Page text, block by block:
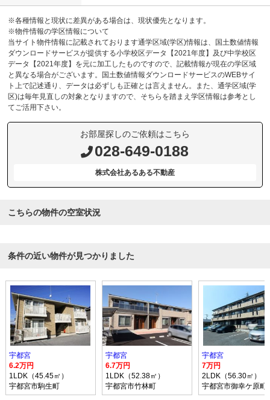
※各種情報と現状に差異がある場合は、現状優先となります。
※物件情報の学区情報について
当サイト物件情報に記載されております通学区域(学区)情報は、国土数値情報
ダウンロードサービスが提供する小学校区データ【2021年度】及び中学校区
データ【2021年度】を元に加工したものですので、記載情報が現在の学区域
と異なる場合がございます。国土数値情報ダウンロードサービスのWEBサイ
ト上で記述通り、データは必ずしも正確とは言えません。また、通学区域(学
区)は毎年見直しの対象となりますので、そちらを踏まえ学区情報は参考とし
てご活用下さい。
お部屋探しのご依頼はこちら
028-649-0188
株式会社あるある不動産
こちらの物件の空室状況
条件の近い物件が見つかりました
宇都宮
6.2万円
1LDK（45.45㎡）
宇都宮市駒生町
宇都宮
6.7万円
1LDK（52.38㎡）
宇都宮市竹林町
宇都宮
7万円
2LDK（56.30㎡）
宇都宮市御幸ケ原町